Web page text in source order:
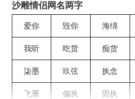
沙雕情侣网名两字
爱你 毁你 海绵
我听 吃货 痴货
柒墨 玖弦 执念
飞雁 偏执 固执